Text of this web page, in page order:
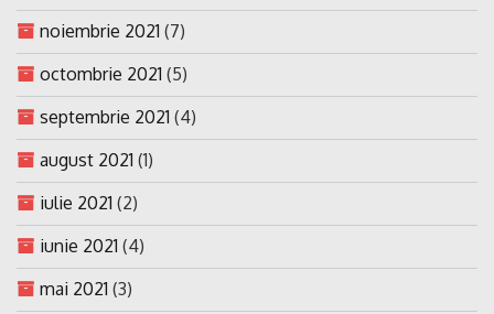
noiembrie 2021 (7)
octombrie 2021 (5)
septembrie 2021 (4)
august 2021 (1)
iulie 2021 (2)
iunie 2021 (4)
mai 2021 (3)